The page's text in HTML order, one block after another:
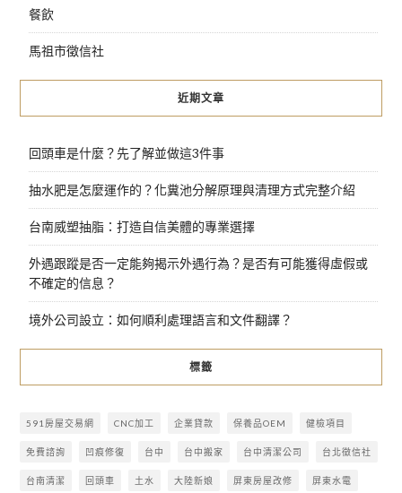
餐飲
馬祖市徵信社
近期文章
回頭車是什麼？先了解並做這3件事
抽水肥是怎麼運作的？化糞池分解原理與清理方式完整介紹
台南威塑抽脂：打造自信美體的專業選擇
外遇跟蹤是否一定能夠揭示外遇行為？是否有可能獲得虛假或
不確定的信息？
境外公司設立：如何順利處理語言和文件翻譯？
標籤
591房屋交易網 CNC加工 企業貸款 保養品OEM 健檢項目
免費諮詢 凹痕修復 台中 台中搬家 台中清潔公司 台北徵信社
台南清潔 回頭車 土水 大陸新娘 屏東房屋改修 屏東水電